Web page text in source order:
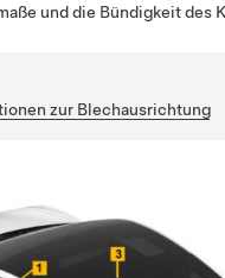
und die Bündigkeit des
zur Blechausrichtung